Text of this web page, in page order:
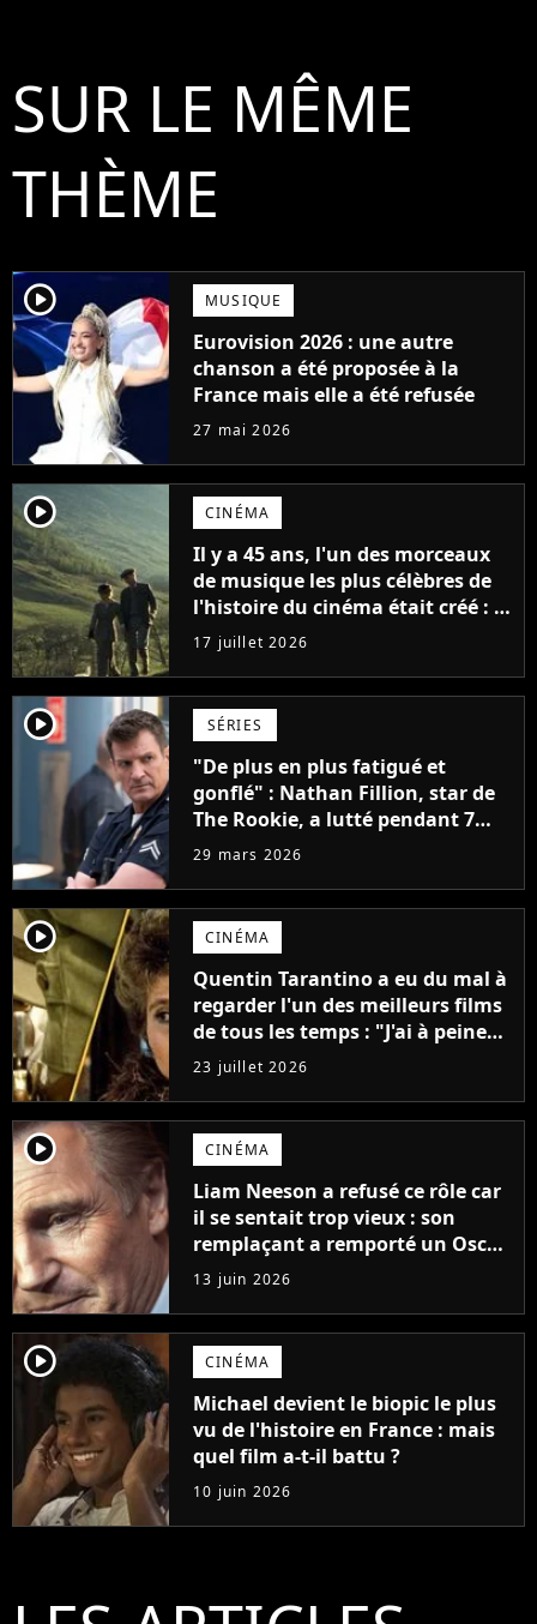
SUR LE MÊME
THÈME
player2 MUSIQUE
Eurovision 2026 : une autre
chanson a été proposée à la
France mais elle a été refusée
27 mai 2026
player2 CINÉMA
Il y a 45 ans, l'un des morceaux
de musique les plus célèbres de
l'histoire du cinéma était créé : la
mélodie est aujourd'hui plus
célèbre que le film pour lequel
elle a été composée
17 juillet 2026
player2 SÉRIES
"De plus en plus fatigué et
gonflé" : Nathan Fillion, star de
The Rookie, a lutté pendant 7
ans avec un rôle qui le détruisait
29 mars 2026
player2 CINÉMA
Quentin Tarantino a eu du mal à
regarder l'un des meilleurs films
de tous les temps : "J'ai à peine
réussi à aller jusqu'au générique
de fin"
23 juillet 2026
player2 CINÉMA
Liam Neeson a refusé ce rôle car
il se sentait trop vieux : son
remplaçant a remporté un Oscar
et est considéré comme le plus
grand acteur de tous les temps
13 juin 2026
player2 CINÉMA
Michael devient le biopic le plus
vu de l'histoire en France : mais
quel film a-t-il battu ?
10 juin 2026